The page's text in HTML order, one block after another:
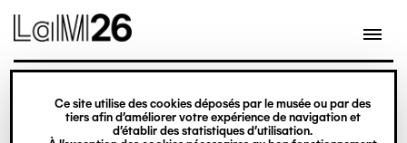
Gestion des cookies
Ce site utilise des cookies déposés par le musée ou par des
tiers afin d’améliorer votre expérience de navigation et
d’établir des statistiques d’utilisation.